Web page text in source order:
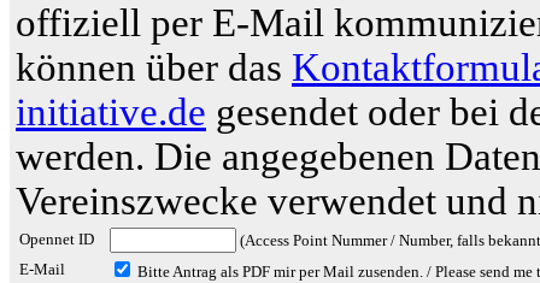
offiziell per E-Mail
können über das
initiative.de gesendet oder bei
werden. Die angegebenen
Vereinszwecke verwendet und
Opennet ID
(Access Point Nummer / Number, falls
E-Mail
Bitte Antrag als PDF mir per Mail zusenden. / Please send